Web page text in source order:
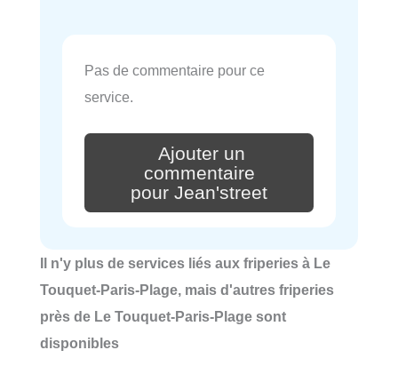
Pas de commentaire pour ce
service.
Ajouter un
commentaire
pour Jean'street
Il n'y plus de services liés aux friperies à Le
Touquet-Paris-Plage, mais d'autres friperies
près de Le Touquet-Paris-Plage sont
disponibles